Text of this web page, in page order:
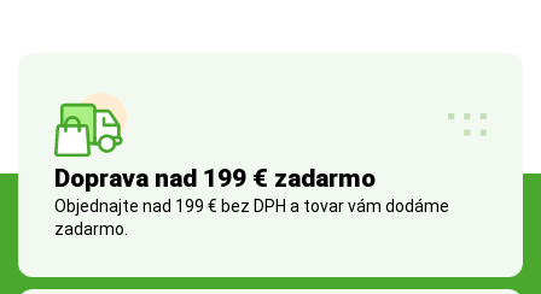
Doprava nad 199 € zadarmo
Objednajte nad 199 € bez DPH a tovar vám dodáme
zadarmo.